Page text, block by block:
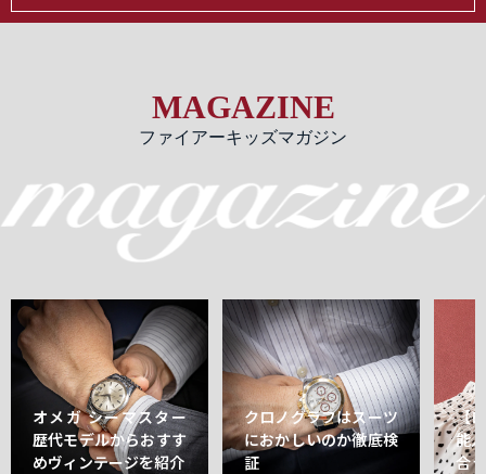
MAGAZINE
ファイアーキッズマガジン
オメガ シーマスター
歴代モデルからおすす
めヴィンテージを紹介
クロノグラフはスーツ
におかしいのか徹底検
証
【
能
合